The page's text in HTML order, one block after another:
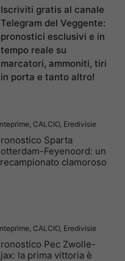
Iscriviti gratis al canale
Telegram del Veggente:
pronostici esclusivi e in
tempo reale su
marcatori, ammoniti, tiri
in porta e tanto altro!
, CALCIO, Eredivisie
Sparta
Feyenoord: un
clamoroso
, CALCIO, Eredivisie
Pec Zwolle-
la prima vittoria è